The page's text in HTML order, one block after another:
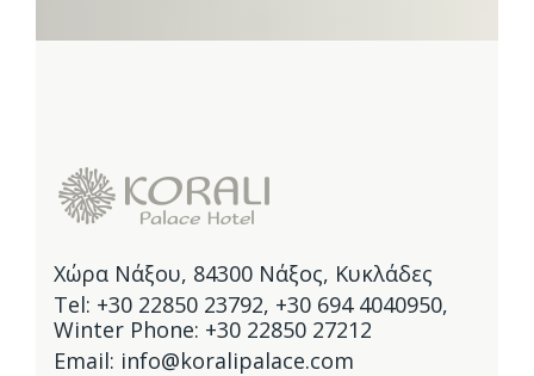
Χώρα Νάξου, 84300 Νάξος, Κυκλάδες
Tel: +30 22850 23792, +30 694 4040950,
Winter Phone: +30 22850 27212
Email: info@koralipalace.com